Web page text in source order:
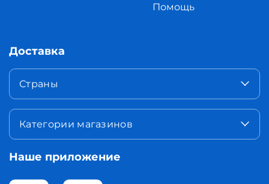
Помощь
Доставка
Страны
Категории магазинов
Наше приложение